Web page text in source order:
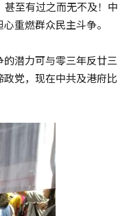
至有过之而无不及！中
重燃群众民主斗争。
潜力可与零三年反廿三
党，现在中共及港府比